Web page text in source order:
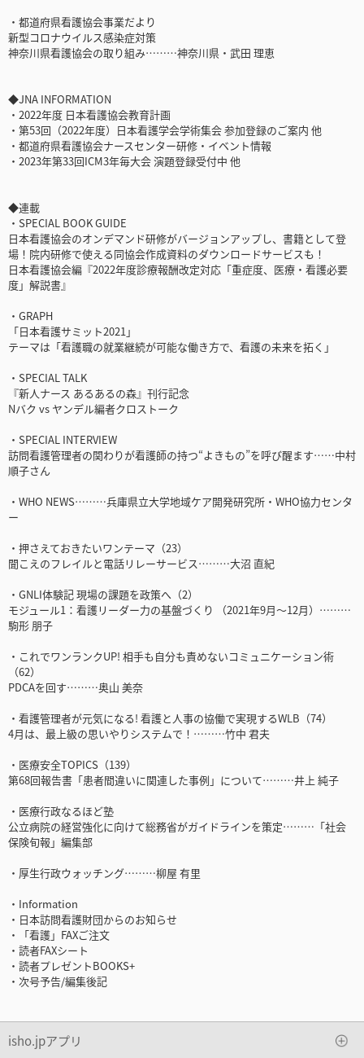
・都道府県看護協会事業だより
新型コロナウイルス感染症対策
神奈川県看護協会の取り組み………神奈川県・武田 理恵
◆JNA INFORMATION
・2022年度 日本看護協会教育計画
・第53回（2022年度）日本看護学会学術集会 参加登録のご案内 他
・都道府県看護協会ナースセンター研修・イベント情報
・2023年第33回ICM3年毎大会 演題登録受付中 他
◆連載
・SPECIAL BOOK GUIDE
日本看護協会のオンデマンド研修がバージョンアップし、書籍として登
場！院内研修で使える同協会作成資料のダウンロードサービスも！
日本看護協会編『2022年度診療報酬改定対応「重症度、医療・看護必要
度」解説書』
・GRAPH
「日本看護サミット2021」
テーマは「看護職の就業継続が可能な働き方で、看護の未来を拓く」
・SPECIAL TALK
『新人ナース あるあるの森』刊行記念
Nバク vs ヤンデル編者クロストーク
・SPECIAL INTERVIEW
訪問看護管理者の関わりが看護師の持つ“よきもの”を呼び醒ます……中村
順子さん
・WHO NEWS………兵庫県立大学地域ケア開発研究所・WHO協力センタ
ー
・押さえておきたいワンテーマ（23）
聞こえのフレイルと電話リレーサービス………大沼 直紀
・GNLI体験記 現場の課題を政策へ（2）
モジュール1：看護リーダー力の基盤づくり （2021年9月～12月）………
駒形 朋子
・これでワンランクUP! 相手も自分も責めないコミュニケーション術
（62）
PDCAを回す………奥山 美奈
・看護管理者が元気になる! 看護と人事の協働で実現するWLB（74）
4月は、最上級の思いやりシステムで！………竹中 君夫
・医療安全TOPICS（139）
第68回報告書「患者間違いに関連した事例」について………井上 純子
・医療行政なるほど塾
公立病院の経営強化に向けて総務省がガイドラインを策定………「社会
保険旬報」編集部
・厚生行政ウォッチング………柳屋 有里
・Information
・日本訪問看護財団からのお知らせ
・「看護」FAXご注文
・読者FAXシート
・読者プレゼントBOOKS+
・次号予告/編集後記
isho.jpアプリ